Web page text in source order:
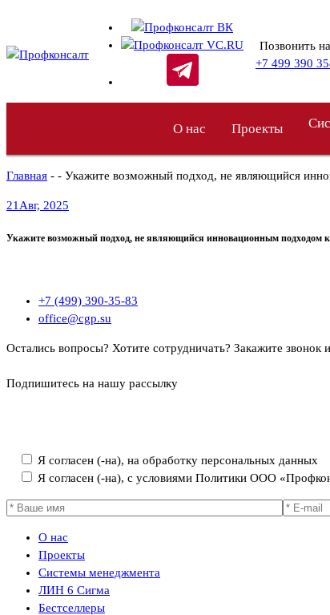
содержимому
Позвонить
+7 499 390
О нас Проекты
Главная - - Укажите возможный подход, не являющийся
21 Авг, 2025
Укажите возможный подход, не являющийся инновационным подходом к
+7 (499) 390-35-83
office@cgp.su
Остались вопросы? Хотите сотрудничать? Закажите звонок
Подпишитесь на нашу рассылку
Я согласен (-на), на обработку персональных данных
Я согласен (-на), с условиями Политики ООО
О нас
Проекты
Системы менеджмента
ЛИН 6 Сигма
Бестселлеры